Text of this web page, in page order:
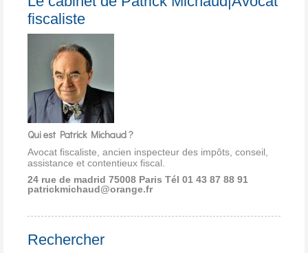
fiscaliste
Qui est Patrick Michaud ?
Avocat fiscaliste, ancien inspecteur des impôts, conseil,
assistance et contentieux fiscal.
24 rue de madrid 75008 Paris Tél 01 43 87 88 91
patrickmichaud@orange.fr
Rechercher